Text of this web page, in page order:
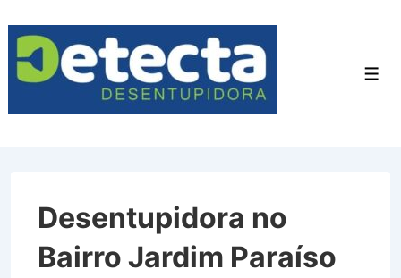
para
Conteúdo
Desentupidora no
Bairro Jardim Paraíso